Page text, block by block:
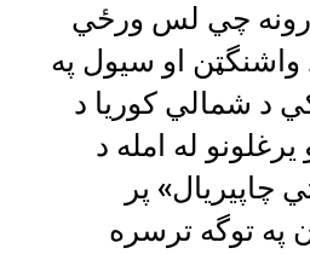
چي لس ورځي
واشنگټن او سیول په
د شمالي کوریا د
یرغلونو له امله د
چاپیریال» پر
په توگه ترسره